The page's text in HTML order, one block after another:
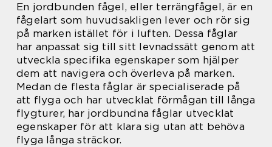
En jordbunden fågel, eller terrängfågel, är en
fågelart som huvudsakligen lever och rör sig
på marken istället för i luften. Dessa fåglar
har anpassat sig till sitt levnadssätt genom att
utveckla specifika egenskaper som hjälper
dem att navigera och överleva på marken.
Medan de flesta fåglar är specialiserade på
att flyga och har utvecklat förmågan till långa
flygturer, har jordbundna fåglar utvecklat
egenskaper för att klara sig utan att behöva
flyga långa sträckor.